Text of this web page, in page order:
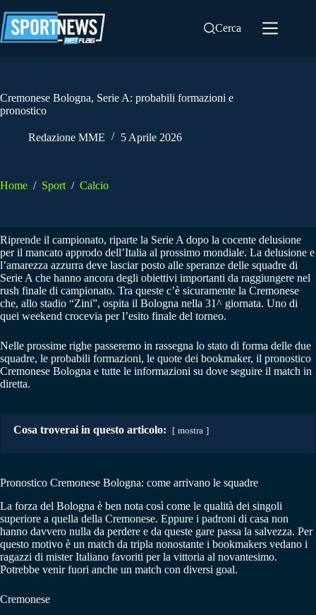
al
contenuto
Cerca
Cremonese Bologna, Serie A: probabili formazioni e
pronostico
Redazione MME 5 Aprile 2026
Home / Sport / Calcio
Riprende il campionato, riparte la Serie A dopo la cocente delusione
per il mancato approdo dell’Italia al prossimo mondiale. La delusione e
l’amarezza azzurra deve lasciar posto alle speranze delle squadre di
Serie A che hanno ancora degli obiettivi importanti da raggiungere nel
rush finale di campionato. Tra queste c’è sicuramente la Cremonese
che, allo stadio “Zini”, ospita il Bologna nella 31^ giornata. Uno di
quei weekend crocevia per l’esito finale del torneo.
Nelle prossime righe passeremo in rassegna lo stato di forma delle due
squadre, le probabili formazioni, le quote dei bookmaker, il pronostico
Cremonese Bologna e tutte le informazioni su dove seguire il match in
diretta.
Cosa troverai in questo articolo: mostra
Pronostico Cremonese Bologna: come arrivano le squadre
La forza del Bologna è ben nota così come le qualità dei singoli
superiore a quella della Cremonese. Eppure i padroni di casa non
hanno davvero nulla da perdere e da queste gare passa la salvezza. Per
questo motivo è un match da tripla nonostante i bookmakers vedano i
ragazzi di mister Italiano favoriti per la vittoria al novantesimo.
Potrebbe venir fuori anche un match con diversi goal.
Cremonese